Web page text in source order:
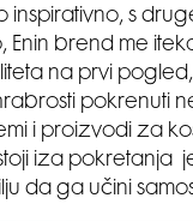
inspirativno, s
Enin brend me
na prvi
pokrenuti
i proizvodi za
iza pokretanja
da ga učini